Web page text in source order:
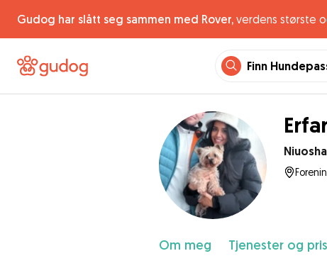
Gudog har slått seg sammen med Rover, verdens største
Finn
Niuosha
Om meg Tjenester og